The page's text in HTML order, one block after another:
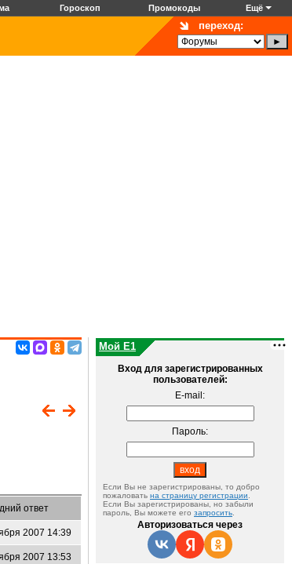
Гороскоп Промокоды Ещё
переход:
ответ
2007 14:39
2007 13:53
Мой E1
Вход для зарегистрированных
пользователей:
E-mail:
Пароль:
Если Вы не зарегистрированы, то добро
пожаловать на страницу регистрации
Если Вы зарегистрированы, но забыли
пароль, Вы можете его запросить
Авторизоваться через